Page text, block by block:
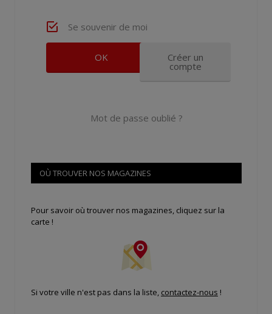
Se souvenir de moi
Créer un
compte
Mot de passe oublié ?
OÙ TROUVER NOS MAGAZINES
Pour savoir où trouver nos magazines, cliquez sur la
carte !
Si votre ville n'est pas dans la liste, contactez-nous !